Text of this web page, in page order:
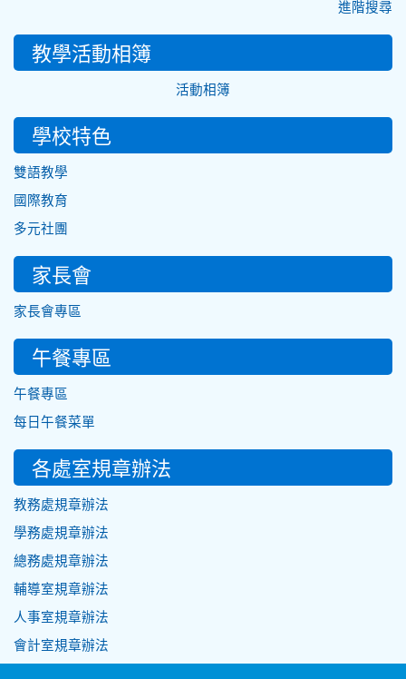
進階搜尋
教學活動相簿
活動相簿
學校特色
雙語教學
國際教育
多元社團
家長會
家長會專區
午餐專區
午餐專區
每日午餐菜單
各處室規章辦法
教務處規章辦法
學務處規章辦法
總務處規章辦法
輔導室規章辦法
人事室規章辦法
會計室規章辦法